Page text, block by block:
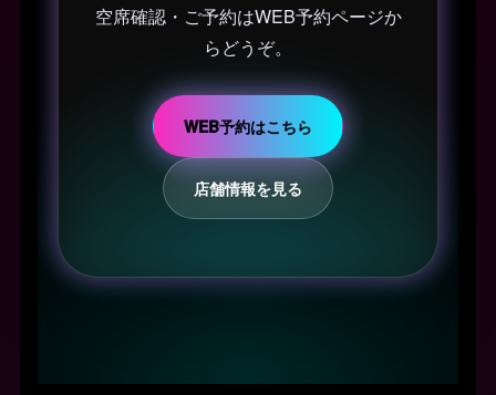
空席確認・ご予約はWEB予約ページか
らどうぞ。
WEB予約はこちら
店舗情報を見る